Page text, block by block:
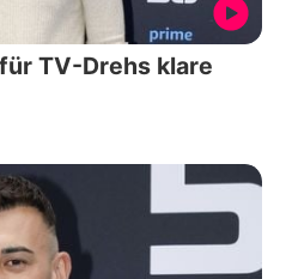
TV-Drehs klare